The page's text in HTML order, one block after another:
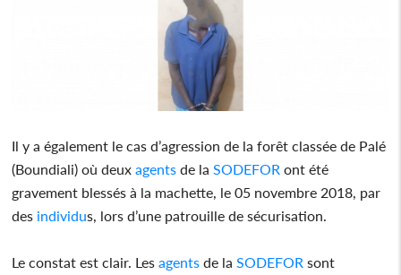
Il y a également le cas d’agression de la forêt classée de Palé
(Boundiali) où deuxagents de laSODEFOR ont été
gravement blessés à la machette, le 05 novembre 2018, par
des individus, lors d’une patrouille de sécurisation.
Le constat est clair. Lesagents de laSODEFOR sont